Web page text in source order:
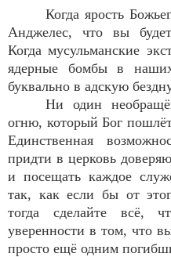
Когда ярость
Анджелес, что вы
Когда мусульманские
ядерные бомбы в
буквально в адскую
Ни один
огню, который Бог
Единственная
придти в церковь
и посещать каждое
так, как если бы от
тогда сделайте всё,
уверенности в том, что
просто ещё одним